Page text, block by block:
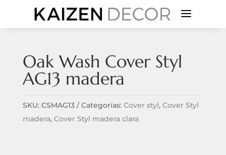
a
Oak Wash Cover Styl
AG13 madera
SKU: CSMAG13 Categorías: Cover styl, Cover Styl
madera, Cover Styl madera clara